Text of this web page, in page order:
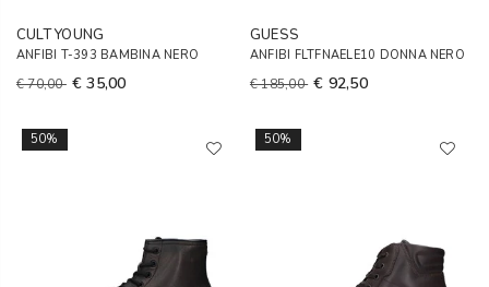
CULT YOUNG
ANFIBI T-393 BAMBINA NERO
€ 70,00 € 35,00
GUESS
ANFIBI FLTFNAELE10 DONNA NERO
€ 185,00 € 92,50
50% 50%